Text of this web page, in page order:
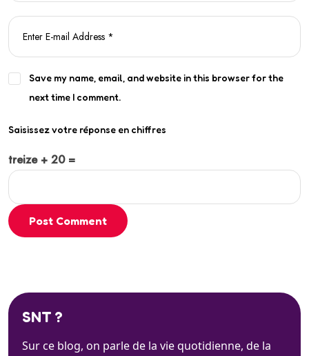
Save my name, email, and website in this browser for the
next time I comment.
Saisissez votre réponse en chiffres
treize + 20 =
Post Comment
SNT ?
Sur ce blog, on parle de la vie quotidienne, de la